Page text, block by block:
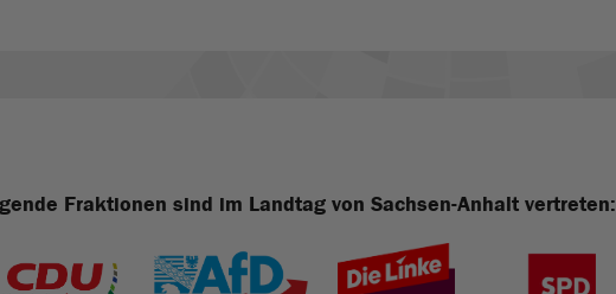
Fraktionen sind im Landtag von Sachsen-Anhalt vertreten: